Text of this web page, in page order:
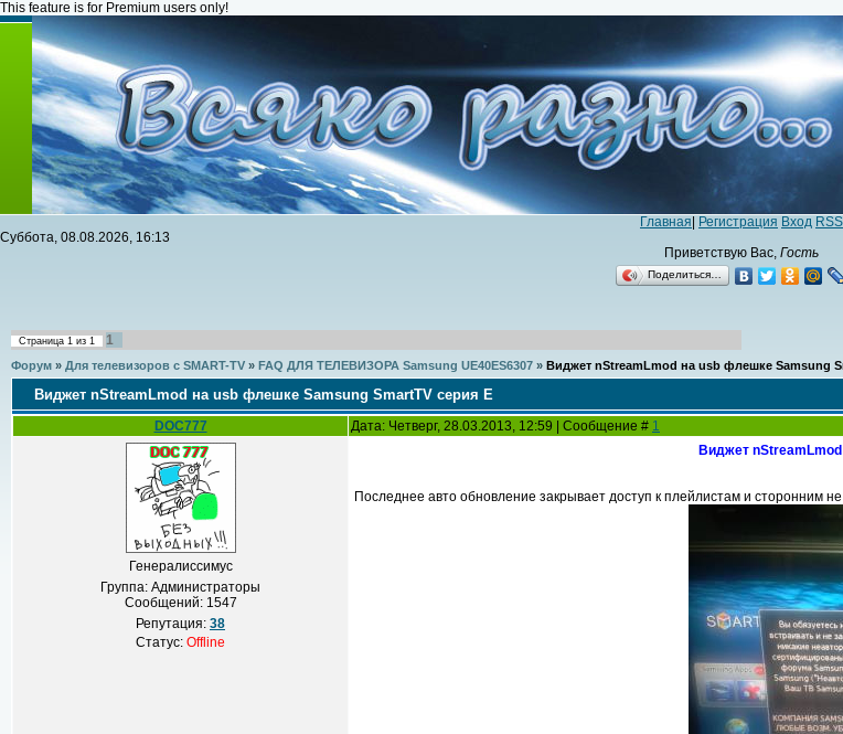
This feature is for Premium users only!
Главная Регистрация Вход RSS
Суббота, 08.08.2026, 16:13
Приветствую Вас, Гость
Поделиться…
Страница 1 из 1 1
Форум » Для телевизоров с SMART-TV » FAQ ДЛЯ ТЕЛЕВИЗОРА Samsung UE40ES6307 » Виджет nStreamLmod на usb флешке Samsung
Виджет nStreamLmod на usb флешке Samsung SmartTV серия E
DOC777 Дата: Четверг, 28.03.2013, 12:59 | Сообщение # 1
Генералиссимус
Группа: Администраторы
Сообщений: 1547
Репутация: 38
Статус: Offline
Виджет
Последнее авто обновление закрывает доступ к плейлистам и сторонним